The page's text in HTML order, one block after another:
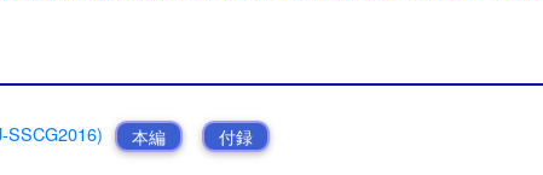
SSCG2016) 本編 付録